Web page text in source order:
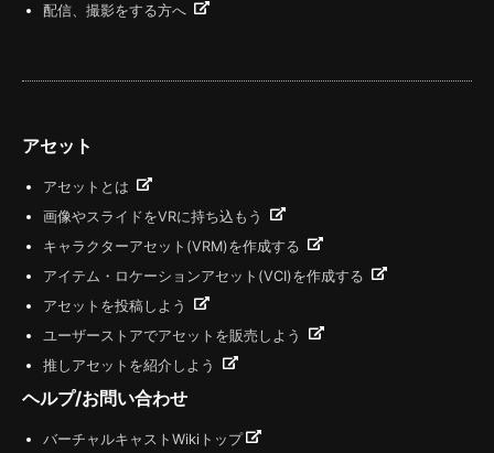
配信、撮影をする方へ
アセット
アセットとは
画像やスライドをVRに持ち込もう
キャラクターアセット(VRM)を作成する
アイテム・ロケーションアセット(VCI)を作成する
アセットを投稿しよう
ユーザーストアでアセットを販売しよう
推しアセットを紹介しよう
ヘルプ/お問い合わせ
バーチャルキャストWikiトップ